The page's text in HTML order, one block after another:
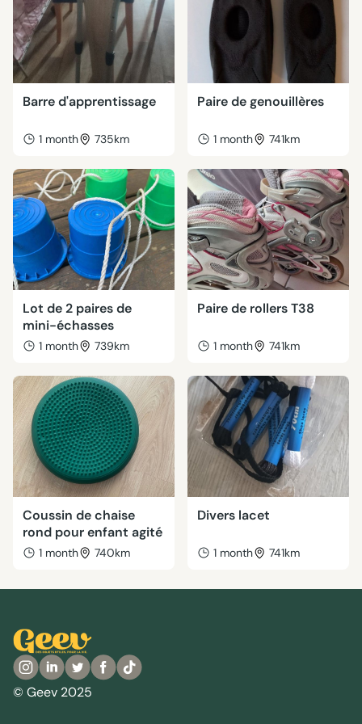
Barre d'apprentissage
1 month 735km
Paire de genouillères
1 month 741km
Lot de 2 paires de
mini-échasses
1 month 739km
Paire de rollers T38
1 month 741km
Coussin de chaise
rond pour enfant agité
1 month 740km
Divers lacet
1 month 741km
© Geev 2025